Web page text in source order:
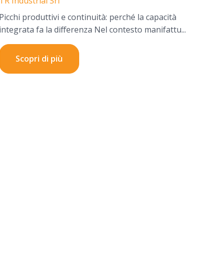
Picchi produttivi e continuità: perché la capacità
integrata fa la differenza Nel contesto manifattu...
Scopri di più